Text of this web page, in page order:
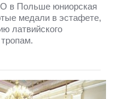
в Польше юниорская
медали в эстафете,
латвийского